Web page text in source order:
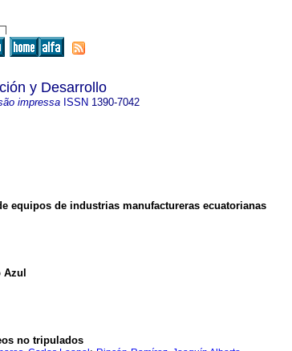
y Desarrollo
impressa ISSN 1390-7042
equipos de industrias manufactureras ecuatorianas
no tripulados